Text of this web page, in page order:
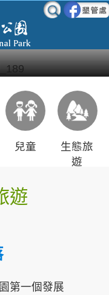
兒童
生態旅
遊
遊
第一個發展